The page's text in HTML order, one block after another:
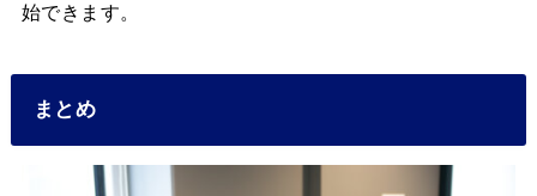
始できます。
まとめ